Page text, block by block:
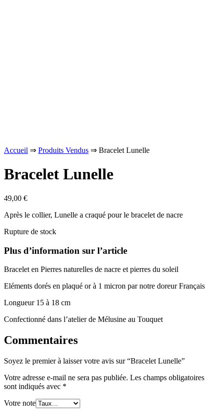
Accueil ⇒ Produits Vendus ⇒ Bracelet Lunelle
Bracelet Lunelle
49,00 €
Après le collier, Lunelle a craqué pour le bracelet de nacre
Rupture de stock
Plus d’information sur l’article
Bracelet en Pierres naturelles de nacre et pierres du soleil
Eléments dorés en plaqué or à 1 micron par notre doreur Français
Longueur 15 à 18 cm
Confectionné dans l’atelier de Mélusine au Touquet
Commentaires
Soyez le premier à laisser votre avis sur “Bracelet Lunelle”
Votre adresse e-mail ne sera pas publiée. Les champs obligatoires
sont indiqués avec *
Votre note